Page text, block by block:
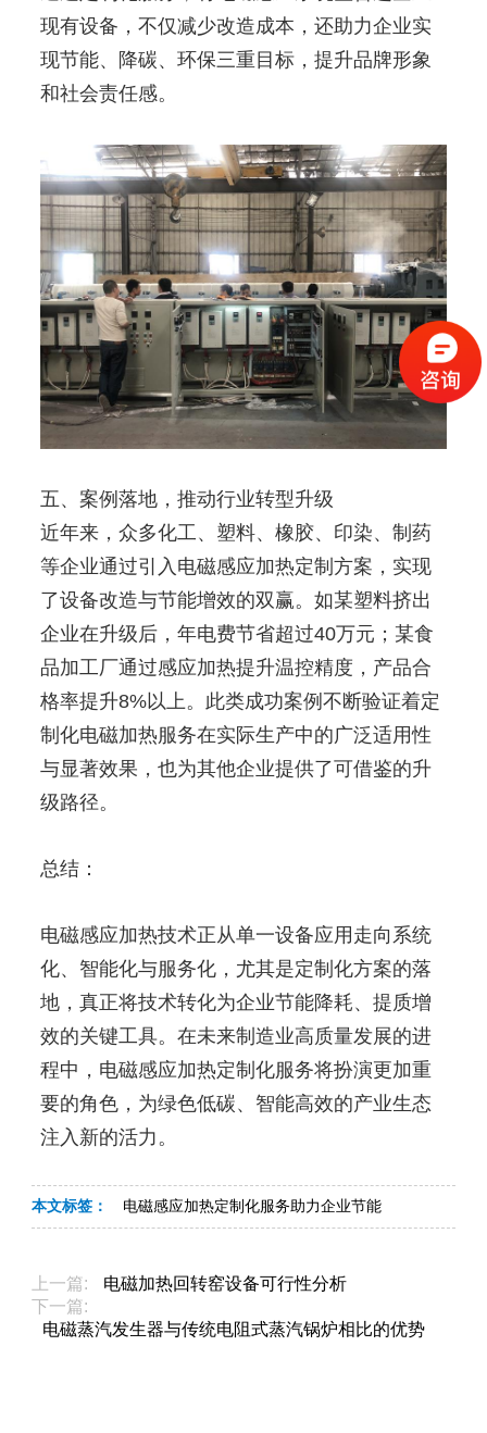
现有设备，不仅减少改造成本，还助力企业实
现节能、降碳、环保三重目标，提升品牌形象
和社会责任感。
五、案例落地，推动行业转型升级
近年来，众多化工、塑料、橡胶、印染、制药
等企业通过引入电磁感应加热定制方案，实现
了设备改造与节能增效的双赢。如某塑料挤出
企业在升级后，年电费节省超过40万元；某食
品加工厂通过感应加热提升温控精度，产品合
格率提升8%以上。此类成功案例不断验证着定
制化电磁加热服务在实际生产中的广泛适用性
与显著效果，也为其他企业提供了可借鉴的升
级路径。
总结：
电磁感应加热技术正从单一设备应用走向系统
化、智能化与服务化，尤其是定制化方案的落
地，真正将技术转化为企业节能降耗、提质增
效的关键工具。在未来制造业高质量发展的进
程中，电磁感应加热定制化服务将扮演更加重
要的角色，为绿色低碳、智能高效的产业生态
注入新的活力。
本文标签： 电磁感应加热定制化服务助力企业节能
上一篇:
电磁加热回转窑设备可行性分析
下一篇:
电磁蒸汽发生器与传统电阻式蒸汽锅炉相比的优势